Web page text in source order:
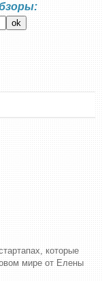
которые
мире от Елены